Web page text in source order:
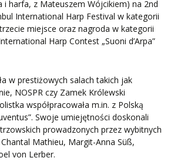
i harfa, z Mateuszem Wójcikiem) na 2nd
International Harp Festival w kategorii
miejsce oraz nagroda w kategorii
Harp Contest „Suoni d’Arpa”
w prestiżowych salach takich jak
NOSPR czy Zamek Królewski
współpracowała m.in. z Polską
Swoje umiejętności doskonali
prowadzonych przez wybitnych
Mathieu, Margit-Anna Süß,
von Lerber.